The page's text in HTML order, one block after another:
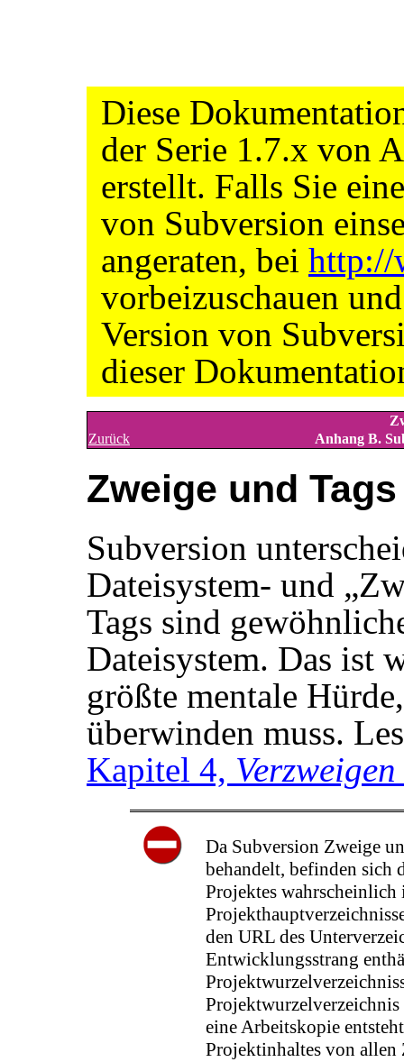
Diese
der Serie 1.7.x von
erstellt. Falls Sie
von Subversion
angeraten, bei http://
vorbeizuschauen
Version von
dieser
Zurück
Anhang B.
Zweige und Tags
Subversion
Dateisystem- und „
Tags sind
Dateisystem. Das ist
größte mentale
überwinden muss.
Kapitel 4,
Da Subversion Zweige
behandelt, befinden sich
Projektes wahrscheinlich
den URL des
Entwicklungsstrang
Projektwurzelverzeichnis
eine Arbeitskopie
Projektinhaltes von